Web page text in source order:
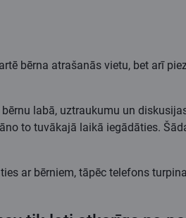
bērna atrašanās vietu, bet arī
labā, uztraukumu un
to tuvākajā laikā iegādāties.
ar bērniem, tāpēc telefons